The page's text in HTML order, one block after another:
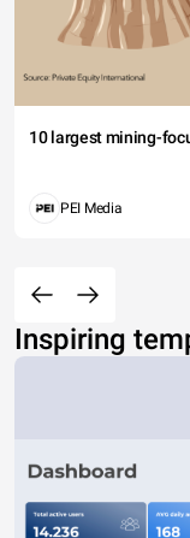
10 largest mining-
PEI Media
Inspiring